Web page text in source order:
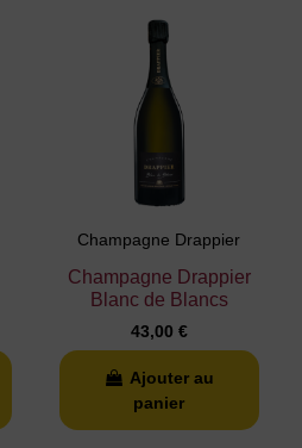
Champagne Drappier
Champagne Drappier
Blanc de Blancs
43,00 €
Ajouter au
panier